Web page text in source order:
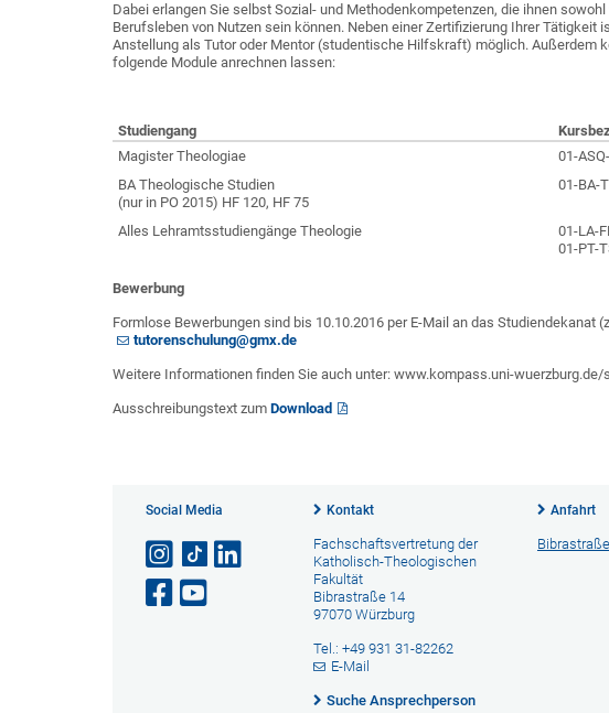
Dabei erlangen Sie selbst Sozial- und Methodenkompetenzen, die ihnen
Berufsleben von Nutzen sein können. Neben einer Zertifizierung Ihrer Tätigkeit
Anstellung als Tutor oder Mentor (studentische Hilfskraft) möglich. Außerdem
folgende Module anrechnen lassen:
Studiengang
Magister Theologiae
01-
BA Theologische Studien
(nur in PO 2015) HF 120, HF 75
01-BA-
Alles Lehramtsstudiengänge Theologie
01-LA-
01-PT-
Bewerbung
Formlose Bewerbungen sind bis 10.10.2016 per E-Mail an das Studiendekanat
tutorenschulung@gmx.de
Weitere Informationen finden Sie auch unter: www.kompass.uni-
Ausschreibungstext zum Download
Social Media Kontakt
Fachschaftsvertretung der
Katholisch-Theologischen
Fakultät
Bibrastraße 14
97070 Würzburg
Tel.: +49 931 31-82262
E-Mail
Suche Ansprechperson
Anfahrt